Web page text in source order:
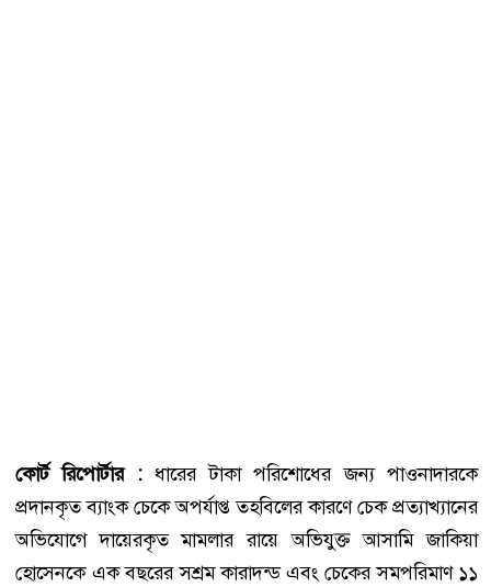
কোর্ট রিপোর্টার :ধারের টাকা পরিশোধের জন্য পাওনাদারকে
প্রদানকৃত ব্যাংক চেকে অপর্যাপ্ত তহবিলের কারণে চেক প্রত্যাখ্যানের
অভিযোগে দায়েরকৃত মামলার রায়ে অভিযুক্ত আসামি জাকিয়া
হোসেনকে এক বছরের সশ্রম কারাদন্ড এবং চেকের সমপরিমাণ ১১